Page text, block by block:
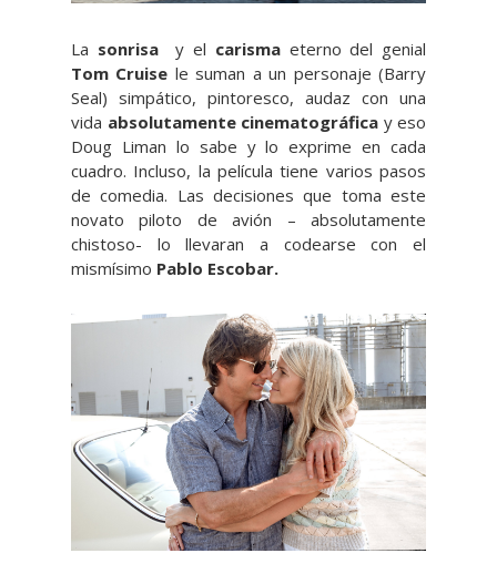
La sonrisay el carismaeterno del genial
Tom Cruise le suman a un personaje (Barry
Seal) simpático, pintoresco, audaz con una
vida absolutamente cinematográfica y eso
Doug Liman lo sabe y lo exprime en cada
cuadro. Incluso, la película tiene varios pasos
de comedia. Las decisiones que toma este
novato piloto de avión – absolutamente
chistoso- lo llevaran a codearse con el
mismísimo Pablo Escobar.